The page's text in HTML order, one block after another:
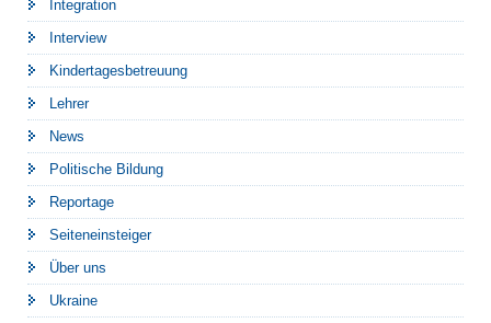
Integration
Interview
Kindertagesbetreuung
Lehrer
News
Politische Bildung
Reportage
Seiteneinsteiger
Über uns
Ukraine